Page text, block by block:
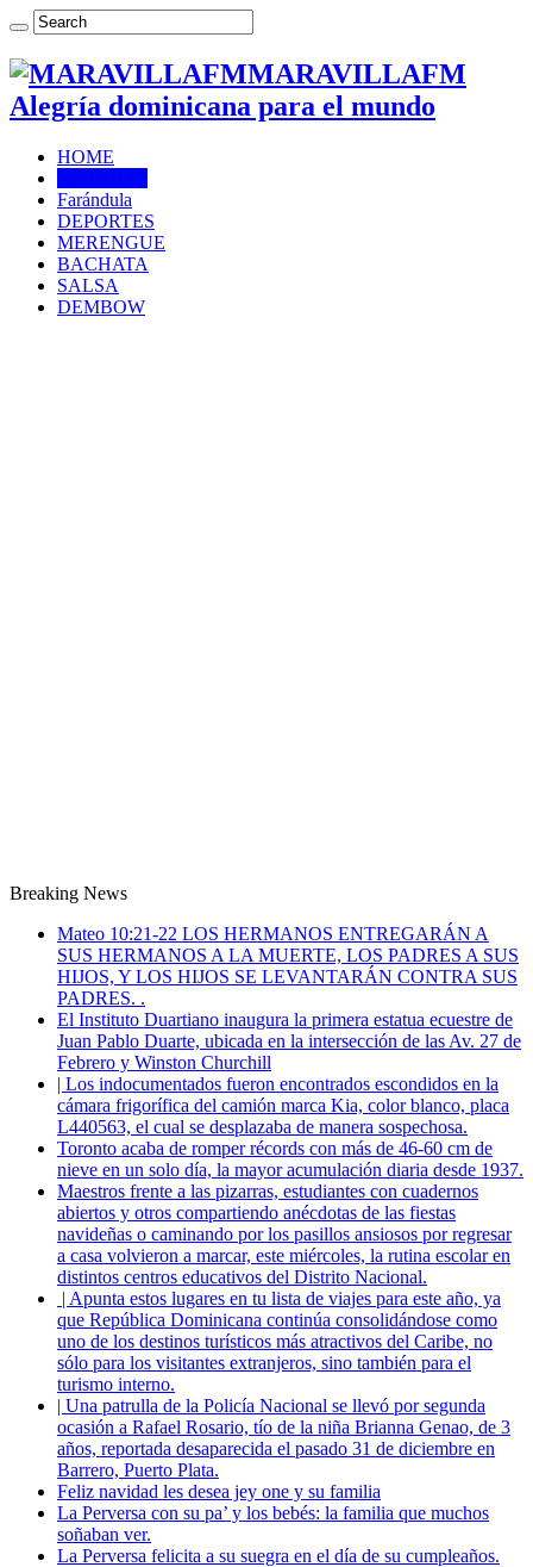
MARAVILLAFM
Alegría dominicana para el mundo
HOME
Farándula
DEPORTES
MERENGUE
BACHATA
SALSA
DEMBOW
Breaking News
Mateo 10:21-22 LOS HERMANOS ENTREGARÁN A
SUS HERMANOS A LA MUERTE, LOS PADRES A SUS
HIJOS, Y LOS HIJOS SE LEVANTARÁN CONTRA SUS
PADRES. .
El Instituto Duartiano inaugura la primera estatua ecuestre de
Juan Pablo Duarte, ubicada en la intersección de las Av. 27 de
Febrero y Winston Churchill
| Los indocumentados fueron encontrados escondidos en la
cámara frigorífica del camión marca Kia, color blanco, placa
L440563, el cual se desplazaba de manera sospechosa.
Toronto acaba de romper récords con más de 46-60 cm de
nieve en un solo día, la mayor acumulación diaria desde 1937.
Maestros frente a las pizarras, estudiantes con cuadernos
abiertos y otros compartiendo anécdotas de las fiestas
navideñas o caminando por los pasillos ansiosos por regresar
a casa volvieron a marcar, este miércoles, la rutina escolar en
distintos centros educativos del Distrito Nacional.
| Apunta estos lugares en tu lista de viajes para este año, ya
que República Dominicana continúa consolidándose como
uno de los destinos turísticos más atractivos del Caribe, no
sólo para los visitantes extranjeros, sino también para el
turismo interno.
| Una patrulla de la Policía Nacional se llevó por segunda
ocasión a Rafael Rosario, tío de la niña Brianna Genao, de 3
años, reportada desaparecida el pasado 31 de diciembre en
Barrero, Puerto Plata.
Feliz navidad les desea jey one y su familia
La Perversa con su pa’ y los bebés: la familia que muchos
soñaban ver.
La Perversa felicita a su suegra en el día de su cumpleaños.